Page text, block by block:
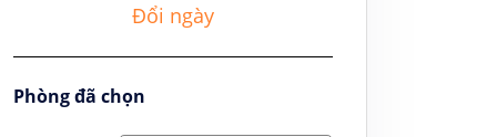
Đổi ngày
Phòng đã chọn